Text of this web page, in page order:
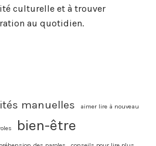
culturelle et à trouver
au quotidien.
manuelles aimer lire à nouveau
bien-être